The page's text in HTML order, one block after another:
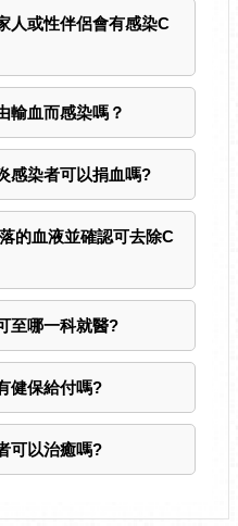
人或性伴侶會有感染C
輸血而感染嗎？
感染者可以捐血嗎?
的血液並確認可去除C
至哪一科就醫?
健保給付嗎?
可以治癒嗎?